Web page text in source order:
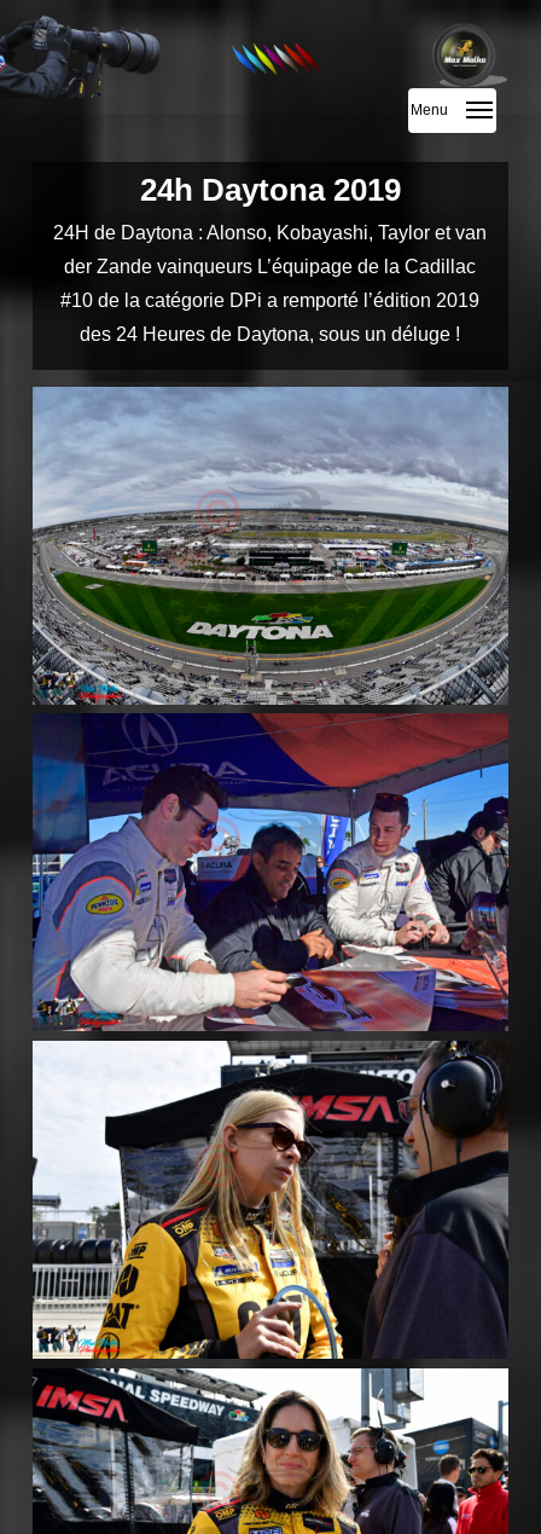
to
main
Menu
24h Daytona 2019
24H de Daytona : Alonso, Kobayashi, Taylor et van
der Zande vainqueurs L’équipage de la Cadillac
#10 de la catégorie DPi a remporté l’édition 2019
des 24 Heures de Daytona, sous un déluge !